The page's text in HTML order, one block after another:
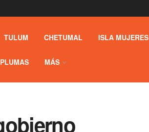
TULUM CHETUMAL ISLA MUJERES
MÁS